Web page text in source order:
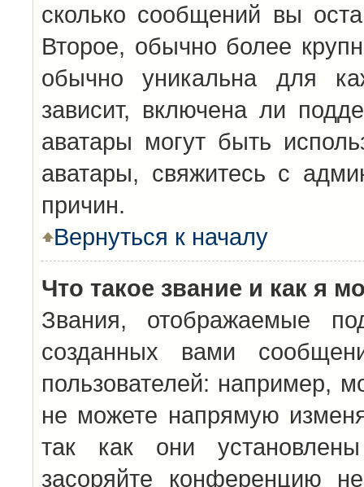
сколько сообщений вы
Второе, обычно более
обычно уникальна для
зависит, включена ли
аватары могут быть
аватары, свяжитесь с
причин.
Вернуться к началу
Что такое звание и как я
Звания, отображаемые
созданных вами
пользователей: например,
не можете напрямую
так как они
засоряйте конференцию